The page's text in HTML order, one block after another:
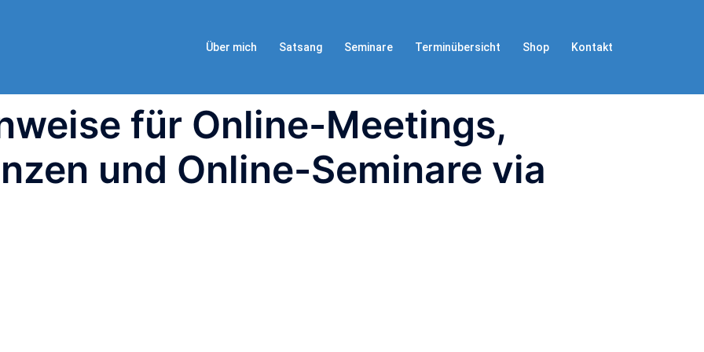
Über mich Satsang Seminare Terminübersicht Shop Kontakt
für Online-Meetings,
und Online-Seminare via